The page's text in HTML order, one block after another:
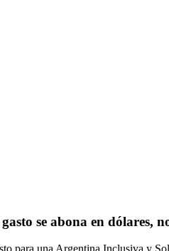
se abona en dólares,